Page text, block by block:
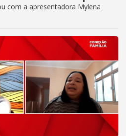
com a apresentadora Mylena